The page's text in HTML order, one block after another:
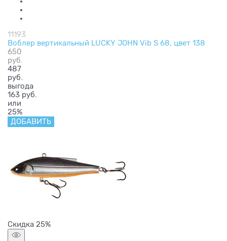
11193
Воблер вертикальный LUCKY JOHN Vib S 68, цвет 138
650
руб.
487
руб.
выгода
163 руб.
или
25%
ДОБАВИТЬ
Скидка 25%